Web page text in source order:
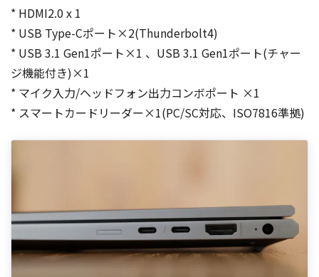
* HDMI2.0 x 1
* USB Type-Cポート×2(Thunderbolt4)
* USB 3.1 Gen1ポート×1 、USB 3.1 Gen1ポート(チャー
ジ機能付き)×1
* マイク入力/ヘッドフォン出力コンボポート ×1
* スマートカードリーダー×1(PC/SC対応、ISO7816準拠)